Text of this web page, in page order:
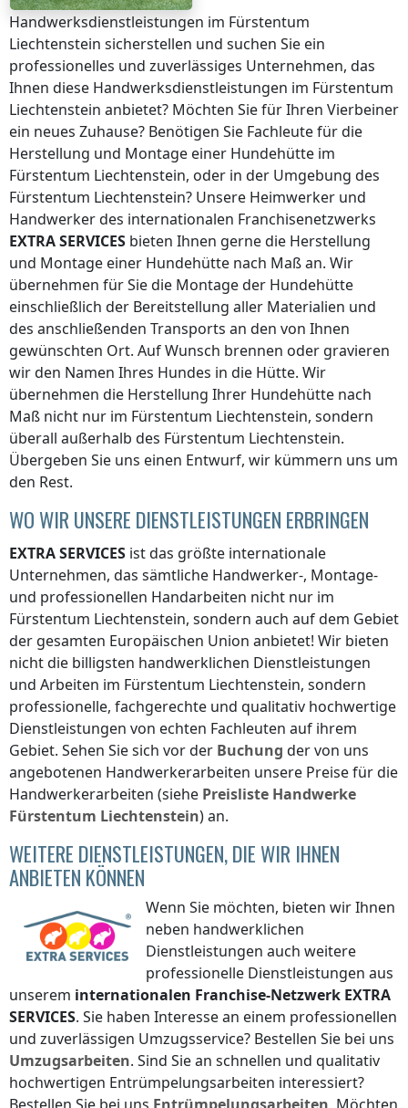
Handwerksdienstleistungen im Fürstentum
Liechtenstein sicherstellen und suchen Sie ein
professionelles und zuverlässiges Unternehmen, das
Ihnen diese Handwerksdienstleistungen im Fürstentum
Liechtenstein anbietet? Möchten Sie für Ihren Vierbeiner
ein neues Zuhause? Benötigen Sie Fachleute für die
Herstellung und Montage einer Hundehütte im
Fürstentum Liechtenstein, oder in der Umgebung des
Fürstentum Liechtenstein? Unsere Heimwerker und
Handwerker des internationalen Franchisenetzwerks
EXTRA SERVICES bieten Ihnen gerne die Herstellung
und Montage einer Hundehütte nach Maß an. Wir
übernehmen für Sie die Montage der Hundehütte
einschließlich der Bereitstellung aller Materialien und
des anschließenden Transports an den von Ihnen
gewünschten Ort. Auf Wunsch brennen oder gravieren
wir den Namen Ihres Hundes in die Hütte. Wir
übernehmen die Herstellung Ihrer Hundehütte nach
Maß nicht nur im Fürstentum Liechtenstein, sondern
überall außerhalb des Fürstentum Liechtenstein.
Übergeben Sie uns einen Entwurf, wir kümmern uns um
den Rest.
WO WIR UNSERE DIENSTLEISTUNGEN ERBRINGEN
EXTRA SERVICES ist das größte internationale
Unternehmen, das sämtliche Handwerker-, Montage-
und professionellen Handarbeiten nicht nur im
Fürstentum Liechtenstein, sondern auch auf dem Gebiet
der gesamten Europäischen Union anbietet! Wir bieten
nicht die billigsten handwerklichen Dienstleistungen
und Arbeiten im Fürstentum Liechtenstein, sondern
professionelle, fachgerechte und qualitativ hochwertige
Dienstleistungen von echten Fachleuten auf ihrem
Gebiet. Sehen Sie sich vor der Buchung der von uns
angebotenen Handwerkerarbeiten unsere Preise für die
Handwerkerarbeiten (siehe Preisliste Handwerke
Fürstentum Liechtenstein) an.
WEITERE DIENSTLEISTUNGEN, DIE WIR IHNEN
ANBIETEN KÖNNEN
Wenn Sie möchten, bieten wir Ihnen
neben handwerklichen
Dienstleistungen auch weitere
professionelle Dienstleistungen aus
unserem internationalen Franchise-Netzwerk EXTRA
SERVICES. Sie haben Interesse an einem professionellen
und zuverlässigen Umzugsservice? Bestellen Sie bei uns
Umzugsarbeiten. Sind Sie an schnellen und qualitativ
hochwertigen Entrümpelungsarbeiten interessiert?